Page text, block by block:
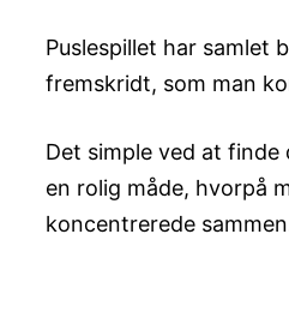
Puslespillet har samlet
fremskridt, som man
Det simple ved at
en rolig måde, hvorpå
koncentrerede